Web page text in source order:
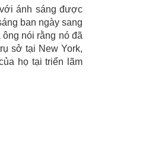
ánh sáng được
ban ngày sang
nói rằng nó đã
sở tại New York,
họ tại triển lãm